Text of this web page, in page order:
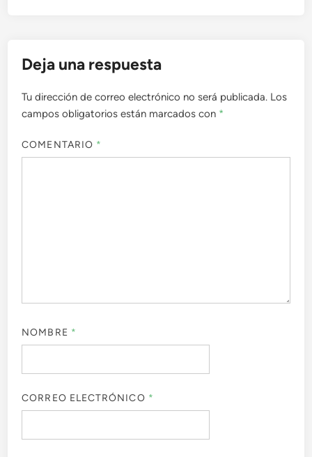
Deja una respuesta
Tu dirección de correo electrónico no será publicada. Los
campos obligatorios están marcados con *
COMENTARIO *
NOMBRE *
CORREO ELECTRÓNICO *